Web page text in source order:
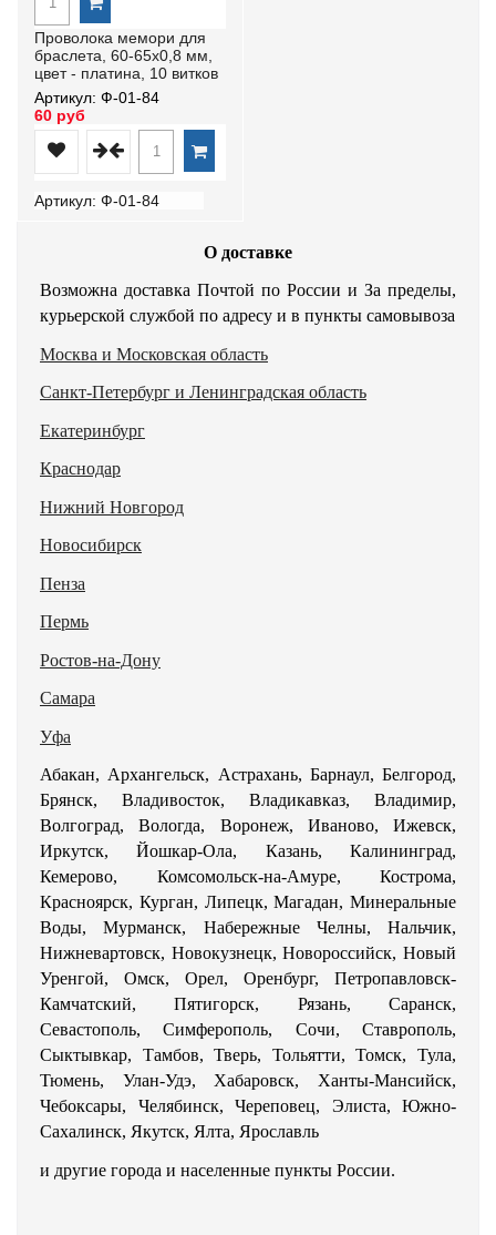
Проволока мемори для
браслета, 60-65х0,8 мм,
цвет - платина, 10 витков
Артикул: Ф-01-84
60 руб
Артикул: Ф-01-84
О доставке
Возможна доставка Почтой по России и За пределы,
курьерской службой по адресу и в пункты самовывоза
Москва и Московская область
Санкт-Петербург и Ленинградская область
Екатеринбург
Краснодар
Нижний Новгород
Новосибирск
Пенза
Пермь
Ростов-на-Дону
Самара
Уфа
Абакан, Архангельск, Астрахань, Барнаул, Белгород,
Брянск, Владивосток, Владикавказ, Владимир,
Волгоград, Вологда, Воронеж, Иваново, Ижевск,
Иркутск, Йошкар-Ола, Казань, Калининград,
Кемерово, Комсомольск-на-Амуре, Кострома,
Красноярск, Курган, Липецк, Магадан, Минеральные
Воды, Мурманск, Набережные Челны, Нальчик,
Нижневартовск, Новокузнецк, Новороссийск, Новый
Уренгой, Омск, Орел, Оренбург, Петропавловск-
Камчатский, Пятигорск, Рязань, Саранск,
Севастополь, Симферополь, Сочи, Ставрополь,
Сыктывкар, Тамбов, Тверь, Тольятти, Томск, Тула,
Тюмень, Улан-Удэ, Хабаровск, Ханты-Мансийск,
Чебоксары, Челябинск, Череповец, Элиста, Южно-
Сахалинск, Якутск, Ялта, Ярославль
и другие города и населенные пункты России.